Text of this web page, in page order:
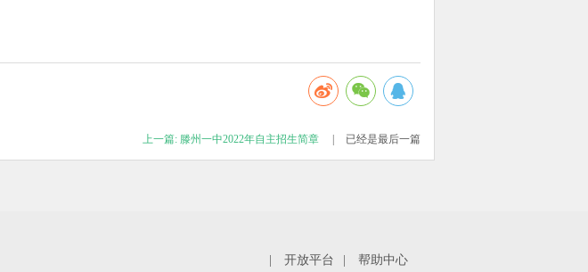
上一篇: 滕州一中2022年自主招生简章 已经是最后一篇
开放平台 帮助中心